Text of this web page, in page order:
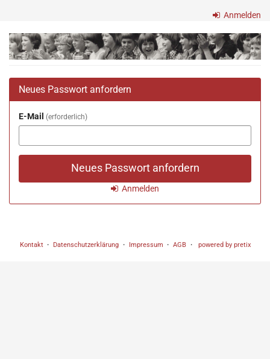
Inhalt
springen
Anmelden
Freilichtbühne
e.V.
Neues Passwort anfordern
E-Mail erforderlich
Neues Passwort anfordern
Anmelden
Kontakt Datenschutzerklärung Impressum AGB powered by pretix